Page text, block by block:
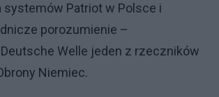
systemów Patriot w Polsce i
porozumienie –
Welle jeden z rzeczników
Niemiec.